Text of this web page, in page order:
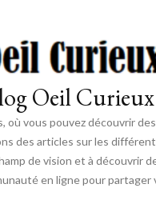
Oeil Curieux
vous pouvez découvrir
des articles sur les
de vision et à
en ligne pour